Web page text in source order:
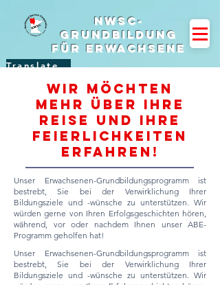
Translate Site
NWSC-
Grundbildung
für Erwachsene
Wir möchten
mehr über Ihre
Reise und Ihre
Feierlichkeiten
erfahren!
Unser Erwachsenen-Grundbildungsprogramm ist
bestrebt, Sie bei der Verwirklichung Ihrer
Bildungsziele und -wünsche zu unterstützen. Wir
würden gerne von Ihren Erfolgsgeschichten hören,
während, vor oder nachdem Ihnen unser ABE-
Programm geholfen hat!
Unser Erwachsenen-Grundbildungsprogramm ist
bestrebt, Sie bei der Verwirklichung Ihrer
Bildungsziele und -wünsche zu unterstützen. Wir